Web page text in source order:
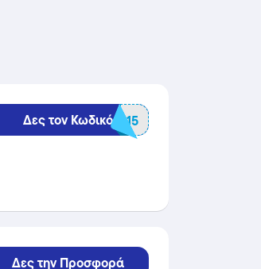
Δες τον Κωδικό
SPECIAL15
Δες την Προσφορά